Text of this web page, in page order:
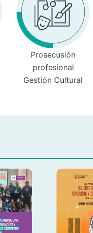
Prosecusión
profesional
Gestión Cultural